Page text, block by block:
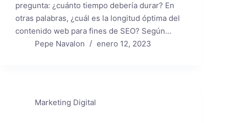
pregunta: ¿cuánto tiempo debería durar? En
otras palabras, ¿cuál es la longitud óptima del
contenido web para fines de SEO? Según…
Pepe Navalon
enero 12, 2023
Marketing Digital